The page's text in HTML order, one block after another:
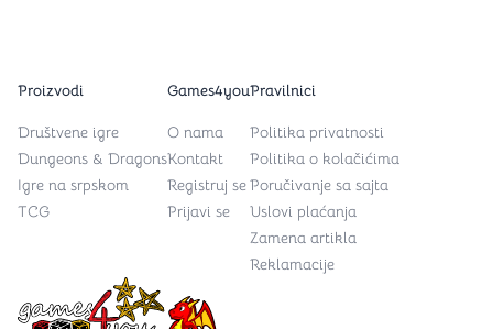
Games4you logo
Proizvodi
Društvene igre
Dungeons & Dragons
Igre na srpskom
TCG
Games4you
O nama
Kontakt
Registruj se
Prijavi se
Pravilnici
Politika privatnosti
Politika o kolačićima
Poručivanje sa sajta
Uslovi plaćanja
Zamena artikla
Reklamacije